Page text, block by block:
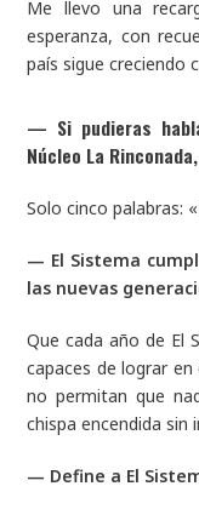
Me llevo una
esperanza, con
país sigue creciendo
— Si pudieras
Núcleo La
Solo cinco palabras:
— El Sistema
las nuevas
Que cada año de El
capaces de lograr
no permitan que
chispa encendida sin
— Define a El